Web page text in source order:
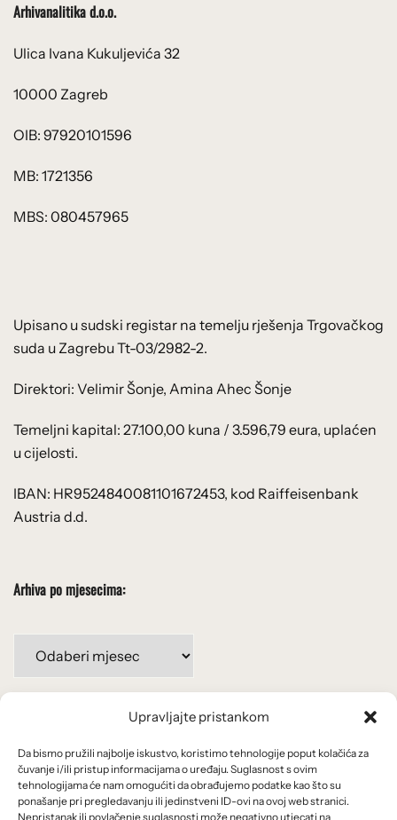
Upravljajte pristankom
Da bismo pružili najbolje iskustvo, koristimo tehnologije poput kolačića za
čuvanje i/ili pristup informacijama o uređaju. Suglasnost s ovim
tehnologijama će nam omogućiti da obrađujemo podatke kao što su
ponašanje pri pregledavanju ili jedinstveni ID-ovi na ovoj web stranici.
Nepristanak ili povlačenje suglasnosti može negativno utjecati na
Arhivanalitika d.o.o.
Ulica Ivana Kukuljevića 32
10000 Zagreb
OIB: 97920101596
MB: 1721356
MBS: 080457965
Upisano u sudski registar na temelju rješenja Trgovačkog
suda u Zagrebu Tt-03/2982-2.
Direktori: Velimir Šonje, Amina Ahec Šonje
Temeljni kapital: 27.100,00 kuna / 3.596,79 eura, uplaćen
u cijelosti.
IBAN: HR9524840081101672453, kod Raiffeisenbank
Austria d.d.
Arhiva po mjesecima:
mjesecima:
Uvjeti korištenja
Politika privatnosti